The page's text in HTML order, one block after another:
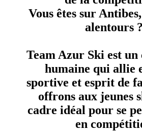
Vous êtes sur
alentours ?
Team Azur Ski est
humaine qui allie
sportive et esprit de
offrons aux jeunes
cadre idéal pour se
en